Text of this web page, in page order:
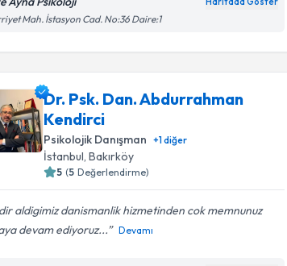
Mah. İstasyon Cad. No:36 Daire:1
Dr. Psk. Dan. Abdurrahman
Kendirci
Psikolojik Danışman +1diğer
İstanbul , Bakırköy
5 (5 Değerlendirme)
aldigimiz danismanlik hizmetinden cok memnunuz
devam ediyoruz...
Devamı